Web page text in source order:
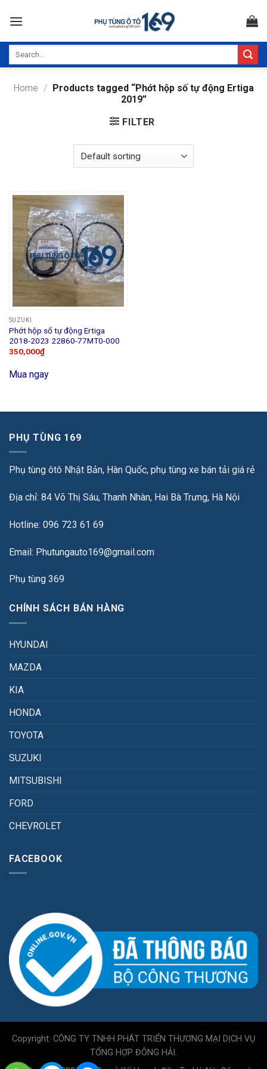
Home / Products tagged “Phớt hộp số tự động Ertiga
2019”
FILTER
SUZUKI
Phớt hộp số tự động Ertiga
2018-2023 22860-77MT0-000
350,000₫
Mua ngay
PHỤ TÙNG 169
Phụ tùng ôtô Nhật Bản, Hàn Quốc, phụ tùng xe bán tải giá rẻ
Địa chỉ: 84 Võ Thị Sáu, Thanh Nhàn, Hai Bà Trưng, Hà Nội
Hotline: 096 723 61 69
Email: Phutungauto169@gmail.com
Phụ tùng 369
CHÍNH SÁCH BÁN HÀNG
HYUNDAI
MAZDA
KIA
HONDA
TOYOTA
SUZUKI
MITSUBISHI
FORD
CHEVROLET
FACEBOOK
Copyright: CÔNG TY TNHH PHÁT TRIỂN THƯƠNG MẠI DỊCH VỤ
TỔNG HỢP ĐÔNG HẢI.